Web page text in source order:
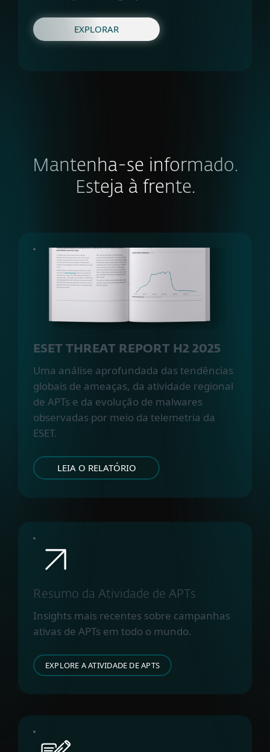
EXPLORAR
Mantenha-se informado.
Esteja à frente.
ESET THREAT REPORT H2 2025
Uma análise aprofundada das tendências
globais de ameaças, da atividade regional
de APTs e da evolução de malwares
observadas por meio da telemetria da
ESET.
LEIA O RELATÓRIO
Resumo da Atividade de APTs
Insights mais recentes sobre campanhas
ativas de APTs em todo o mundo.
EXPLORE A ATIVIDADE DE APTS